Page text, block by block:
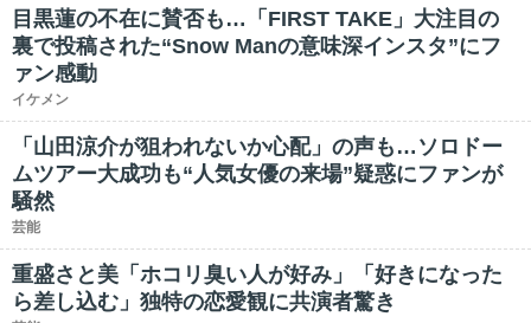
目黒蓮の不在に賛否も…「FIRST TAKE」大注目の
裏で投稿された“Snow Manの意味深インスタ”にフ
ァン感動
イケメン
「山田涼介が狙われないか心配」の声も…ソロドー
ムツアー大成功も“人気女優の来場”疑惑にファンが
騒然
芸能
重盛さと美「ホコリ臭い人が好み」「好きになった
ら差し込む」独特の恋愛観に共演者驚き